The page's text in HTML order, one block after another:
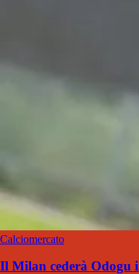
Calciomercato
Il Milan cederà Odogu